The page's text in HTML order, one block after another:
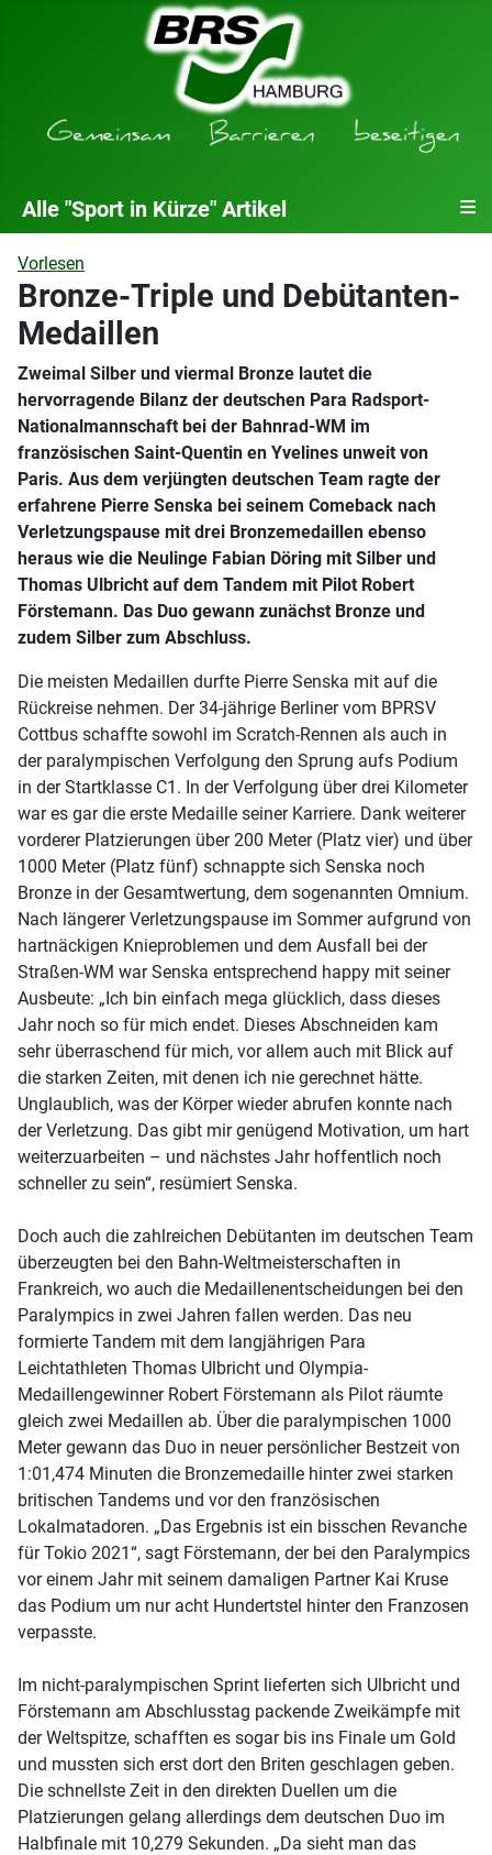
Alle "Sport in Kürze" Artikel ≡
Vorlesen
Bronze-Triple und Debütanten-
Medaillen
Zweimal Silber und viermal Bronze lautet die
hervorragende Bilanz der deutschen Para Radsport-
Nationalmannschaft bei der Bahnrad-WM im
französischen Saint-Quentin en Yvelines unweit von
Paris. Aus dem verjüngten deutschen Team ragte der
erfahrene Pierre Senska bei seinem Comeback nach
Verletzungspause mit drei Bronzemedaillen ebenso
heraus wie die Neulinge Fabian Döring mit Silber und
Thomas Ulbricht auf dem Tandem mit Pilot Robert
Förstemann. Das Duo gewann zunächst Bronze und
zudem Silber zum Abschluss.
Die meisten Medaillen durfte Pierre Senska mit auf die
Rückreise nehmen. Der 34-jährige Berliner vom BPRSV
Cottbus schaffte sowohl im Scratch-Rennen als auch in
der paralympischen Verfolgung den Sprung aufs Podium
in der Startklasse C1. In der Verfolgung über drei Kilometer
war es gar die erste Medaille seiner Karriere. Dank weiterer
vorderer Platzierungen über 200 Meter (Platz vier) und über
1000 Meter (Platz fünf) schnappte sich Senska noch
Bronze in der Gesamtwertung, dem sogenannten Omnium.
Nach längerer Verletzungspause im Sommer aufgrund von
hartnäckigen Knieproblemen und dem Ausfall bei der
Straßen-WM war Senska entsprechend happy mit seiner
Ausbeute: „Ich bin einfach mega glücklich, dass dieses
Jahr noch so für mich endet. Dieses Abschneiden kam
sehr überraschend für mich, vor allem auch mit Blick auf
die starken Zeiten, mit denen ich nie gerechnet hätte.
Unglaublich, was der Körper wieder abrufen konnte nach
der Verletzung. Das gibt mir genügend Motivation, um hart
weiterzuarbeiten – und nächstes Jahr hoffentlich noch
schneller zu sein“, resümiert Senska.
Doch auch die zahlreichen Debütanten im deutschen Team
überzeugten bei den Bahn-Weltmeisterschaften in
Frankreich, wo auch die Medaillenentscheidungen bei den
Paralympics in zwei Jahren fallen werden. Das neu
formierte Tandem mit dem langjährigen Para
Leichtathleten Thomas Ulbricht und Olympia-
Medaillengewinner Robert Förstemann als Pilot räumte
gleich zwei Medaillen ab. Über die paralympischen 1000
Meter gewann das Duo in neuer persönlicher Bestzeit von
1:01,474 Minuten die Bronzemedaille hinter zwei starken
britischen Tandems und vor den französischen
Lokalmatadoren. „Das Ergebnis ist ein bisschen Revanche
für Tokio 2021“, sagt Förstemann, der bei den Paralympics
vor einem Jahr mit seinem damaligen Partner Kai Kruse
das Podium um nur acht Hundertstel hinter den Franzosen
verpasste.
Im nicht-paralympischen Sprint lieferten sich Ulbricht und
Förstemann am Abschlusstag packende Zweikämpfe mit
der Weltspitze, schafften es sogar bis ins Finale um Gold
und mussten sich erst dort den Briten geschlagen geben.
Die schnellste Zeit in den direkten Duellen um die
Platzierungen gelang allerdings dem deutschen Duo im
Halbfinale mit 10,279 Sekunden. „Da sieht man das